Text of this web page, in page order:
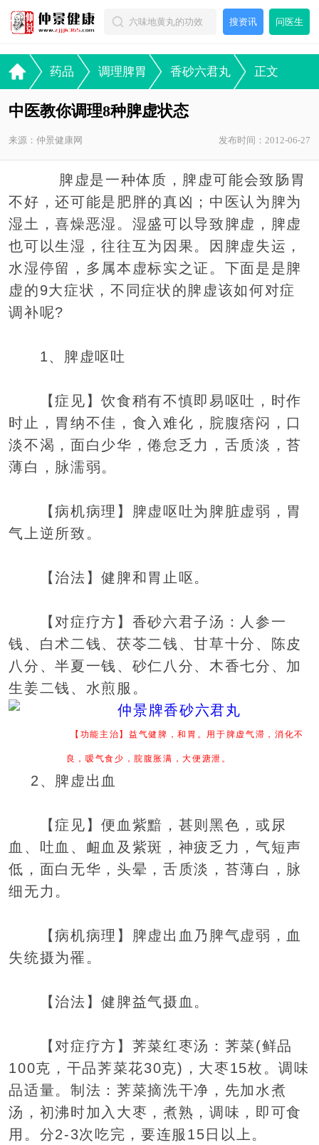
搜资讯 问医生
药品 调理脾胃 香砂六君丸 正文
中医教你调理8种脾虚状态
来源：仲景健康网 发布时间：2012-06-27
脾虚是一种体质，脾虚可能会致肠胃
不好，还可能是肥胖的真凶；中医认为脾为
湿土，喜燥恶湿。湿盛可以导致脾虚，脾虚
也可以生湿，往往互为因果。因脾虚失运，
水湿停留，多属本虚标实之证。下面是是脾
虚的9大症状，不同症状的脾虚该如何对症
调补呢?
1、脾虚呕吐
【症见】饮食稍有不慎即易呕吐，时作
时止，胃纳不佳，食入难化，脘腹痞闷，口
淡不渴，面白少华，倦怠乏力，舌质淡，苔
薄白，脉濡弱。
【病机病理】脾虚呕吐为脾脏虚弱，胃
气上逆所致。
【治法】健脾和胃止呕。
【对症疗方】香砂六君子汤：人参一
钱、白术二钱、茯苓二钱、甘草十分、陈皮
八分、半夏一钱、砂仁八分、木香七分、加
生姜二钱、水煎服。
【功能主治】益气健脾，和胃。用于脾虚气滞，消化不
良，嗳气食少，脘腹胀满，大便溏泄。
2、脾虚出血
【症见】便血紫黯，甚则黑色，或尿
血、吐血、衄血及紫斑，神疲乏力，气短声
低，面白无华，头晕，舌质淡，苔薄白，脉
细无力。
【病机病理】脾虚出血乃脾气虚弱，血
失统摄为罹。
【治法】健脾益气摄血。
【对症疗方】荠菜红枣汤：荠菜(鲜品
100克，干品荠菜花30克)，大枣15枚。调味
品适量。制法：荠菜摘洗干净，先加水煮
汤，初沸时加入大枣，煮熟，调味，即可食
用。分2-3次吃完，要连服15日以上。